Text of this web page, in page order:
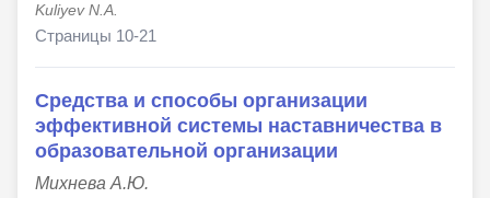
Kuliyev N.A.
Страницы 10-21
Средства и способы организации
эффективной системы наставничества в
образовательной организации
Михнева А.Ю.